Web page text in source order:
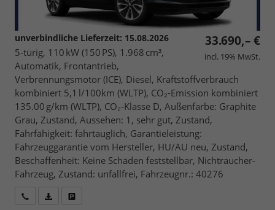
33.690,– €
incl. 19% MwSt.
unverbindliche Lieferzeit: 15.08.2026
5-türig, 110 kW (150 PS), 1.968 cm³,
Automatik, Frontantrieb,
Verbrennungsmotor (ICE), Diesel, Kraftstoffverbrauch
kombiniert 5,1 l/100km (WLTP), CO₂-Emission kombiniert
135.00 g/km (WLTP), CO₂-Klasse D, Außenfarbe: Graphite
Grau, Zustand, Aussehen: 1, sehr gut, Zustand,
Fahrfähigkeit: fahrtauglich, Garantieleistung:
Fahrzeuggarantie vom Hersteller, HU/AU neu, Zustand,
Beschaffenheit: Keine Schäden feststellbar, Nichtraucher-
Fahrzeug, Zustand: unfallfrei, Fahrzeugnr.: 40276
Wir rufen Sie anFahrzeugexposé (PDF)